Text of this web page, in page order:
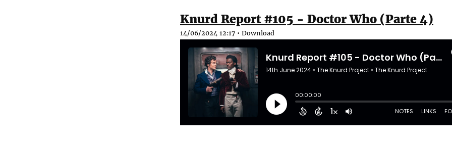
Knurd Report #105 - Doctor Who (Parte 4)
14/06/2024 12:17 • Download